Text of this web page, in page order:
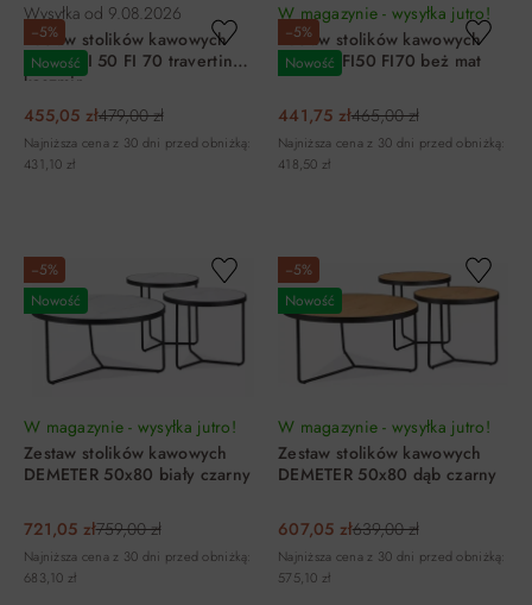
−5%
Nowość
Wysyłka od 9.08.2026
Zestaw stolików kawowych
HILL II FI 50 FI 70 travertine
kaszmir
455,05 zł479,00 zł
Najniższa cena z 30 dni przed obniżką:
431,10 zł
−5%
Nowość
W magazynie - wysyłka jutro!
Zestaw stolików kawowych
RODOS FI50 FI70 beż mat
441,75 zł465,00 zł
Najniższa cena z 30 dni przed obniżką:
418,50 zł
−5%
Nowość
W magazynie - wysyłka jutro!
Zestaw stolików kawowych
DEMETER 50x80 biały czarny
721,05 zł759,00 zł
Najniższa cena z 30 dni przed obniżką:
683,10 zł
−5%
Nowość
W magazynie - wysyłka jutro!
Zestaw stolików kawowych
DEMETER 50x80 dąb czarny
607,05 zł639,00 zł
Najniższa cena z 30 dni przed obniżką:
575,10 zł